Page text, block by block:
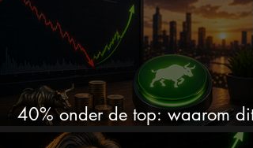
40% onder de top: waarom dit
aandeel weer interessant wordt